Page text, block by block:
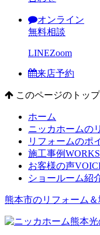
オンライン
無料相談
LINEZoom
来店予約
このページのトッ
ホーム
ニッカホームの
リフォームのポ
施工事例WORKS
お客様の声
ショールーム紹
熊本市のリフォーム